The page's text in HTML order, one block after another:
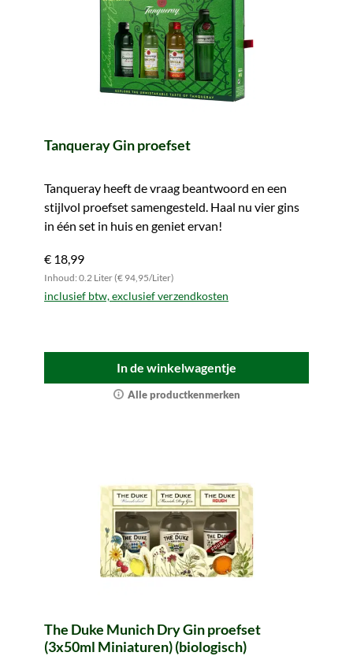
Tanqueray Gin proefset
Tanqueray heeft de vraag beantwoord en een
stijlvol proefset samengesteld. Haal nu vier gins
in één set in huis en geniet ervan!
€ 18,99
Inhoud: 0.2 Liter (€ 94,95/Liter)
inclusief btw, exclusief verzendkosten
In de winkelwagentje
Alle productkenmerken
The Duke Munich Dry Gin proefset
(3x50ml Miniaturen) (biologisch)